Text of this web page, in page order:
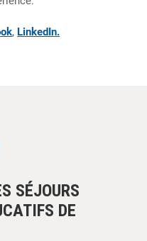
, LinkedIn.
SÉJOURS
DE